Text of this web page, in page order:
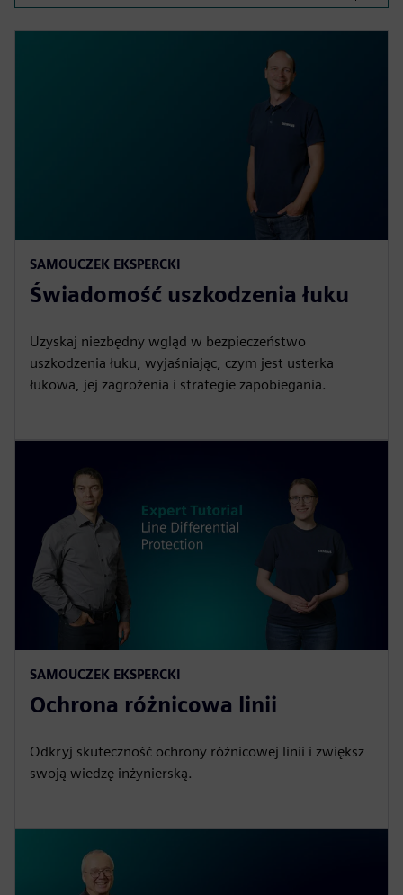
SAMOUCZEK EKSPERCKI
Świadomość uszkodzenia łuku
Uzyskaj niezbędny wgląd w bezpieczeństwo
uszkodzenia łuku, wyjaśniając, czym jest usterka
łukowa, jej zagrożenia i strategie zapobiegania.
SAMOUCZEK EKSPERCKI
Ochrona różnicowa linii
Odkryj skuteczność ochrony różnicowej linii i zwiększ
swoją wiedzę inżynierską.